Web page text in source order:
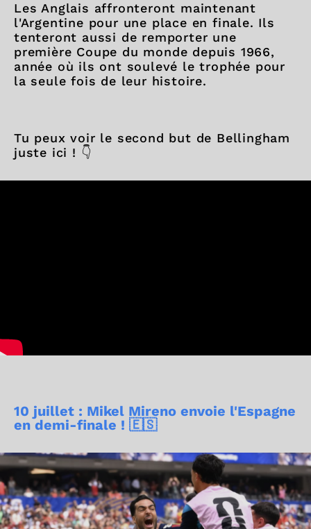
Les Anglais affronteront maintenant
l'Argentine pour une place en finale. Ils
tenteront aussi de remporter une
première Coupe du monde depuis 1966,
année où ils ont soulevé le trophée pour
la seule fois de leur histoire.
Tu peux voir le second but de Bellingham
juste ici ! 👇
10 juillet : Mikel Mireno envoie l'Espagne
en demi-finale ! 🇪🇸